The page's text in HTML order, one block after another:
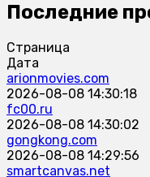
Последние
Страница
Дата
arionmovies.com
2026-08-08 14:30:18
fc00.ru
2026-08-08 14:30:02
gongkong.com
2026-08-08 14:29:56
smartcanvas.net